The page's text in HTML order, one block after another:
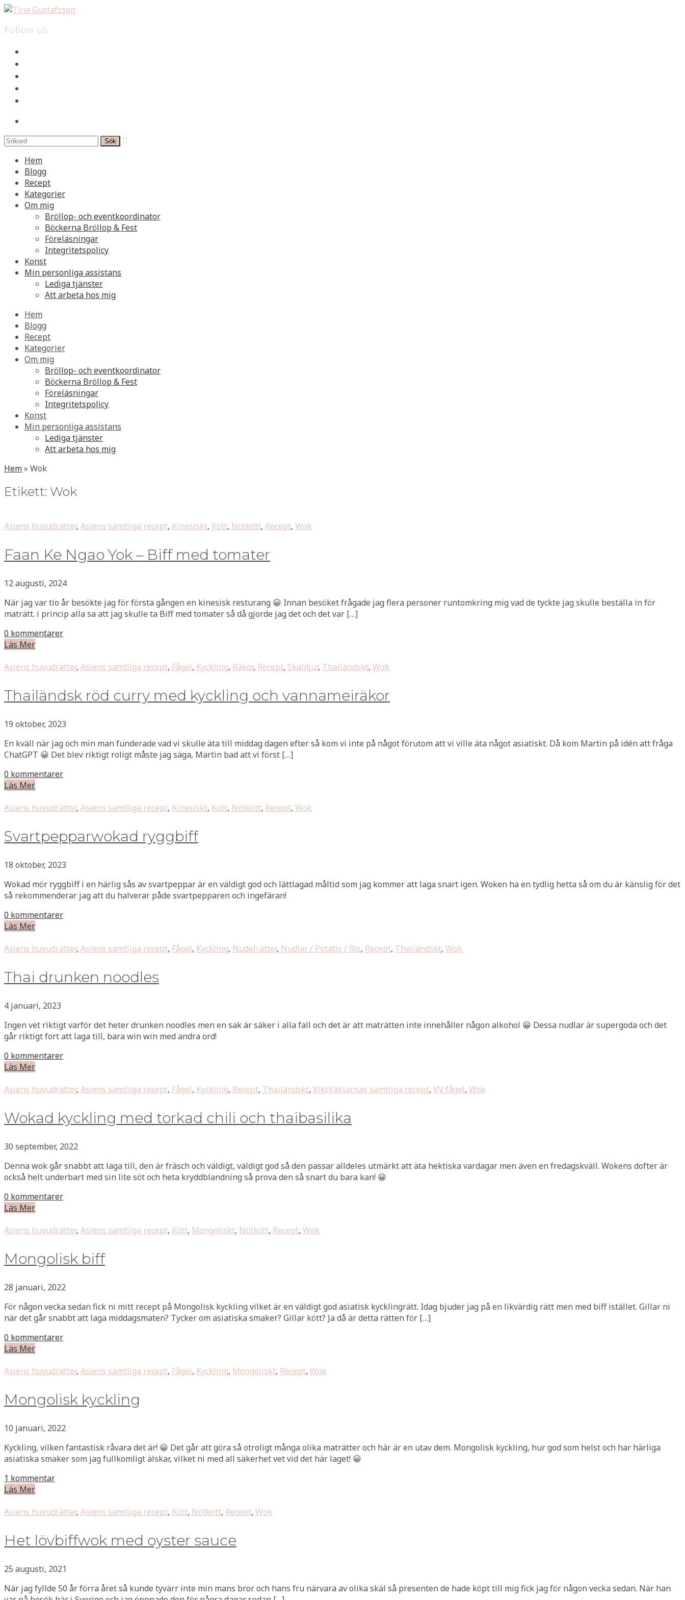
Follow us

Hem
Blogg
Recept
Kategorier
Om mig
Bröllop- och eventkoordinator
Böckerna Bröllop & Fest
Föreläsningar
Integritetspolicy
Konst
Min personliga assistans
Lediga tjänster
Att arbeta hos mig
Hem
Blogg
Recept
Kategorier
Om mig
Bröllop- och eventkoordinator
Böckerna Bröllop & Fest
Föreläsningar
Integritetspolicy
Konst
Min personliga assistans
Lediga tjänster
Att arbeta hos mig
Hem» Wok
Etikett: Wok
Asiens huvudrätter, Asiens samtliga recept, Kinesiskt, Kött, Nötkött, Recept, Wok
Faan Ke Ngao Yok – Biff med tomater
12 augusti, 2024
När jag var tio år besökte jag för första gången en kinesisk resturang 😀 Innan besöket frågade jag flera personer runtomkring mig vad de tyckte jag skulle beställa in för
maträtt. i princip alla sa att jag skulle ta Biff med tomater så då gjorde jag det och det var […]
0 kommentarer
Läs Mer
Asiens huvudrätter, Asiens samtliga recept, Fågel, Kyckling, Räkor, Recept, Skaldjur, Thailändskt, Wok
Thailändsk röd curry med kyckling och vannameiräkor
19 oktober, 2023
En kväll när jag och min man funderade vad vi skulle äta till middag dagen efter så kom vi inte på något förutom att vi ville äta något asiatiskt. Då kom Martin på idén att fråga
ChatGPT 😀 Det blev riktigt roligt måste jag säga, Martin bad att vi först […]
0 kommentarer
Läs Mer
Asiens huvudrätter, Asiens samtliga recept, Kinesiskt, Kött, Nötkött, Recept, Wok
Svartpepparwokad ryggbiff
18 oktober, 2023
Wokad mör ryggbiff i en härlig sås av svartpeppar är en väldigt god och lättlagad måltid som jag kommer att laga snart igen. Woken ha en tydlig hetta så om du är känslig för det
så rekommenderar jag att du halverar påde svartpepparen och ingefäran!
0 kommentarer
Läs Mer
Asiens huvudrätter, Asiens samtliga recept, Fågel, Kyckling, Nudelrätter, Nudlar / Potatis / Ris, Recept, Thailändskt, Wok
Thai drunken noodles
4 januari, 2023
Ingen vet riktigt varför det heter drunken noodles men en sak är säker i alla fall och det är att maträtten inte innehåller någon alkohol 😀 Dessa nudlar är supergoda och det
går riktigt fort att laga till, bara win win med andra ord!
0 kommentarer
Läs Mer
Asiens huvudrätter, Asiens samtliga recept, Fågel, Kyckling, Recept, Thailändskt, ViktVäktarnas samtliga recept, VV fågel, Wok
Wokad kyckling med torkad chili och thaibasilika
30 september, 2022
Denna wok går snabbt att laga till, den är fräsch och väldigt, väldigt god så den passar alldeles utmärkt att äta hektiska vardagar men även en fredagskväll. Wokens dofter är
också helt underbart med sin lite söt och heta kryddblandning så prova den så snart du bara kan! 😀
0 kommentarer
Läs Mer
Asiens huvudrätter, Asiens samtliga recept, Kött, Mongoliskt, Nötkött, Recept, Wok
Mongolisk biff
28 januari, 2022
För någon vecka sedan fick ni mitt recept på Mongolisk kyckling vilket är en väldigt god asiatisk kycklingrätt. Idag bjuder jag på en likvärdig rätt men med biff istället. Gillar ni
när det går snabbt att laga middagsmaten? Tycker om asiatiska smaker? Gillar kött? Ja då är detta rätten för […]
0 kommentarer
Läs Mer
Asiens huvudrätter, Asiens samtliga recept, Fågel, Kyckling, Mongoliskt, Recept, Wok
Mongolisk kyckling
10 januari, 2022
Kyckling, vilken fantastisk råvara det är! 😀 Det går att göra så otroligt många olika maträtter och här är en utav dem. Mongolisk kyckling, hur god som helst och har härliga
asiatiska smaker som jag fullkomligt älskar, vilket ni med all säkerhet vet vid det här laget! 😀
1 kommentar
Läs Mer
Asiens huvudrätter, Asiens samtliga recept, Kött, Nötkött, Recept, Wok
Het lövbiffwok med oyster sauce
25 augusti, 2021
När jag fyllde 50 år förra året så kunde tyvärr inte min mans bror och hans fru närvara av olika skäl så presenten de hade köpt till mig fick jag för någon vecka sedan. När han